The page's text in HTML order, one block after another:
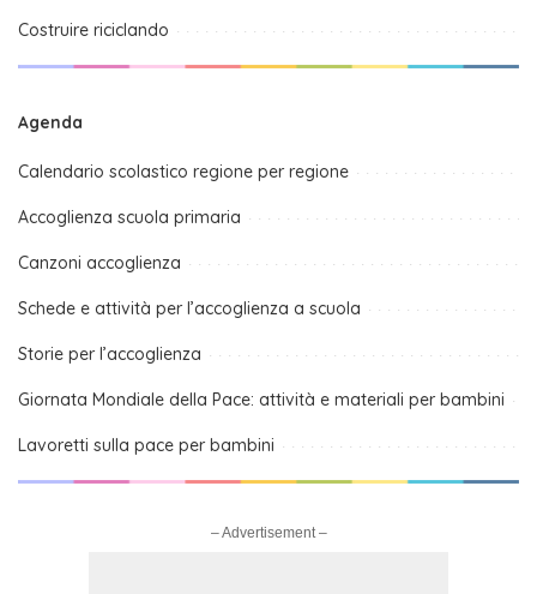
Costruire riciclando
Agenda
Calendario scolastico regione per regione
Accoglienza scuola primaria
Canzoni accoglienza
Schede e attività per l’accoglienza a scuola
Storie per l’accoglienza
Giornata Mondiale della Pace: attività e materiali per bambini
Lavoretti sulla pace per bambini
– Advertisement –